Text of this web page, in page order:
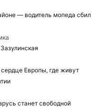
— водитель мопеда сбил
Европы, где живут
станет свободной